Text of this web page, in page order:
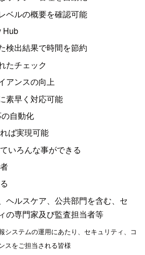
ベルの概要を確認可能
Hub
検出結果で時間を節約
たチェック
アンスの向上
素早く対応可能
自動化
ば実現可能
いろんな事ができる
ヘルスケア、公共部門を含む、セ
の専門家及び監査担当者等
システムの運用にあたり、セキュリティ、コ
スをご担当される皆様